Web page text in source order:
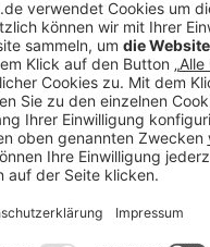
können die allgemeinen
undBVerwG seit Ende
berechtigt, im
Die amtliche Information
Äquivalent
der Entscheidungen am
Unternehmen
Grundrechtseingriffs
und Unternehmen
und generalpräventive